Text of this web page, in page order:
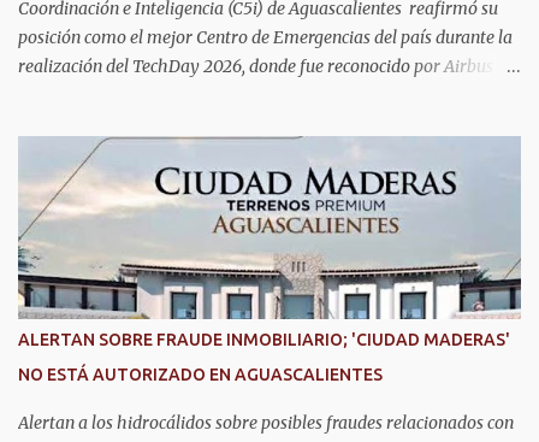
Coordinación e Inteligencia (C5i) de Aguascalientes reafirmó su
posición como el mejor Centro de Emergencias del país durante la
realización del TechDay 2026, donde fue reconocido por Airbus
seguridad pública y la atención de emergencias. Este encuentro
reunió a autoridades, especialistas nacionales e internacionales y
representantes de instituciones de seguridad para intercambiar
conocimientos y conocer las tendencias más avanzadas en la
materia. La titular del C5i, Michelle Olmos Álvarez, señaló que este
reconocimiento es resultado de la capacidad operativa, la
infraestructura tecnológica de vanguardia y los modelos
innovadores de coordinación institucional que distinguen al C5i de
Aguascalientes, posicionándose como un referente nacional en
materia de atención de emergencias. "Bajo el liderazgo de la
ALERTAN SOBRE FRAUDE INMOBILIARIO; 'CIUDAD MADERAS'
NO ESTÁ AUTORIZADO EN AGUASCALIENTES
Alertan a los hidrocálidos sobre posibles fraudes relacionados con